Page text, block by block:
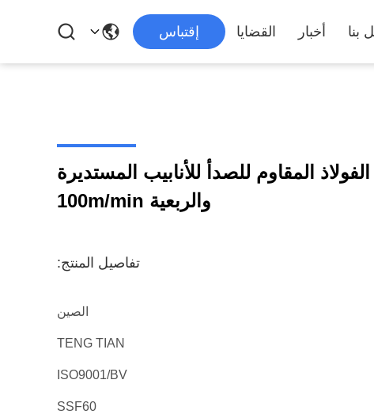
بنا أخبار القضايا إقتباس
المقاوم للصدأ للأنابيب المستديرة
والربعية 100m/min
تفاصيل المنتج:
الصين
TENG TIAN
ISO9001/BV
SSF60